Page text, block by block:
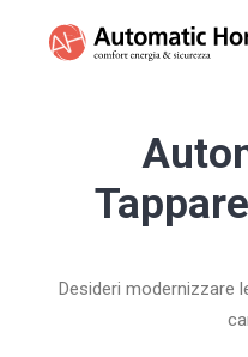
TENDE DA SOLE
SARACINESCHE
Desideri modernizzare